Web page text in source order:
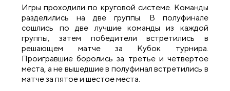
Игры проходили по круговой системе. Команды
разделились на две группы. В полуфинале
сошлись по две лучшие команды из каждой
группы, затем победители встретились в
решающем матче за Кубок турнира.
Проигравшие боролись за третье и четвертое
места, а не вышедшие в полуфинал встретились в
матче за пятое и шестое места.